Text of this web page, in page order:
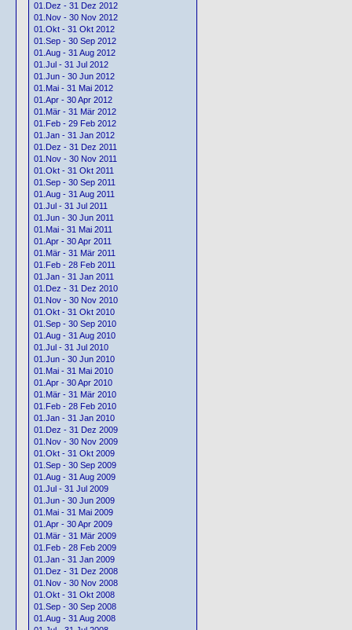
01.Dez - 31 Dez 2012
01.Nov - 30 Nov 2012
01.Okt - 31 Okt 2012
01.Sep - 30 Sep 2012
01.Aug - 31 Aug 2012
01.Jul - 31 Jul 2012
01.Jun - 30 Jun 2012
01.Mai - 31 Mai 2012
01.Apr - 30 Apr 2012
01.Mär - 31 Mär 2012
01.Feb - 29 Feb 2012
01.Jan - 31 Jan 2012
01.Dez - 31 Dez 2011
01.Nov - 30 Nov 2011
01.Okt - 31 Okt 2011
01.Sep - 30 Sep 2011
01.Aug - 31 Aug 2011
01.Jul - 31 Jul 2011
01.Jun - 30 Jun 2011
01.Mai - 31 Mai 2011
01.Apr - 30 Apr 2011
01.Mär - 31 Mär 2011
01.Feb - 28 Feb 2011
01.Jan - 31 Jan 2011
01.Dez - 31 Dez 2010
01.Nov - 30 Nov 2010
01.Okt - 31 Okt 2010
01.Sep - 30 Sep 2010
01.Aug - 31 Aug 2010
01.Jul - 31 Jul 2010
01.Jun - 30 Jun 2010
01.Mai - 31 Mai 2010
01.Apr - 30 Apr 2010
01.Mär - 31 Mär 2010
01.Feb - 28 Feb 2010
01.Jan - 31 Jan 2010
01.Dez - 31 Dez 2009
01.Nov - 30 Nov 2009
01.Okt - 31 Okt 2009
01.Sep - 30 Sep 2009
01.Aug - 31 Aug 2009
01.Jul - 31 Jul 2009
01.Jun - 30 Jun 2009
01.Mai - 31 Mai 2009
01.Apr - 30 Apr 2009
01.Mär - 31 Mär 2009
01.Feb - 28 Feb 2009
01.Jan - 31 Jan 2009
01.Dez - 31 Dez 2008
01.Nov - 30 Nov 2008
01.Okt - 31 Okt 2008
01.Sep - 30 Sep 2008
01.Aug - 31 Aug 2008